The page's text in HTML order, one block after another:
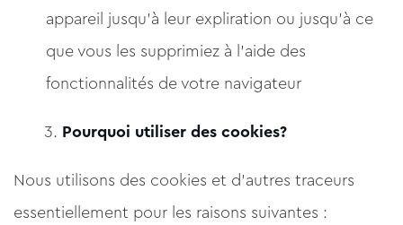
appareil jusqu'à leur expliration ou jusqu'à ce
que vous les supprimiez à l'aide des
fonctionnalités de votre navigateur
Pourquoi utiliser des cookies?
Nous utilisons des cookies et d'autres traceurs
essentiellement pour les raisons suivantes :